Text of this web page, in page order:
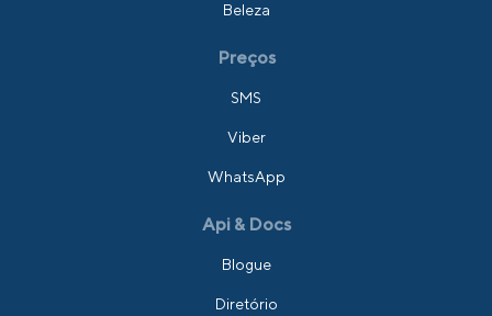
Beleza
Preços
SMS
Viber
WhatsApp
Api & Docs
Blogue
Diretório